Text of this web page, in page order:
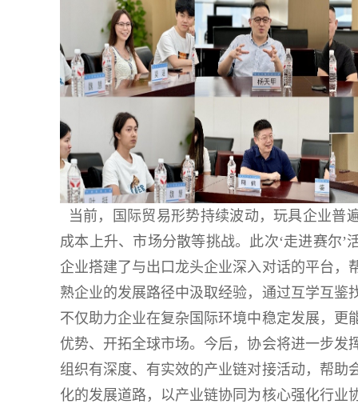
当前，国际贸易形势持续波动，玩具企业普
成本上升、市场分散等挑战。此次‘走进赛尔’
企业搭建了与出口龙头企业深入对话的平台，
熟企业的发展路径中汲取经验，通过互学互鉴
不仅助力企业在复杂国际环境中稳定发展，更
优势、开拓全球市场。今后，协会将进一步发
组织有深度、有实效的产业链对接活动，帮助
化的发展道路，以产业链协同为核心强化行业